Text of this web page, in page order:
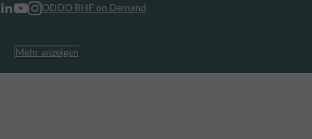
ODDO BHF on Demand
Mehr anzeigen